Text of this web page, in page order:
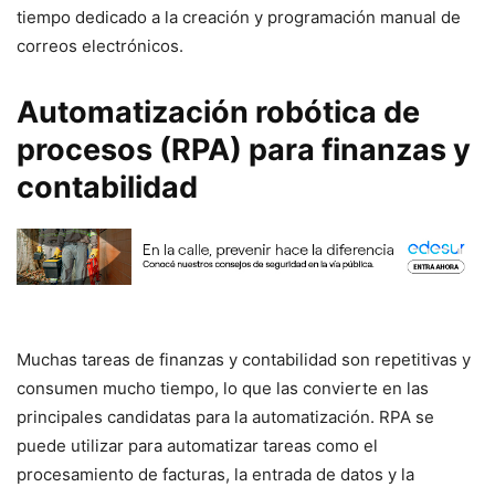
tiempo dedicado a la creación y programación manual de
correos electrónicos.
Automatización robótica de
procesos (RPA) para finanzas y
contabilidad
Muchas tareas de finanzas y contabilidad son repetitivas y
consumen mucho tiempo, lo que las convierte en las
principales candidatas para la automatización. RPA se
puede utilizar para automatizar tareas como el
procesamiento de facturas, la entrada de datos y la